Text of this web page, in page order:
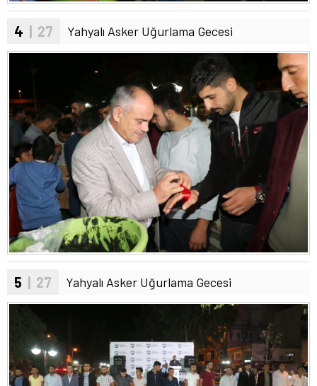
4 | 27 Yahyalı Asker Uğurlama Gecesi
5 | 27 Yahyalı Asker Uğurlama Gecesi